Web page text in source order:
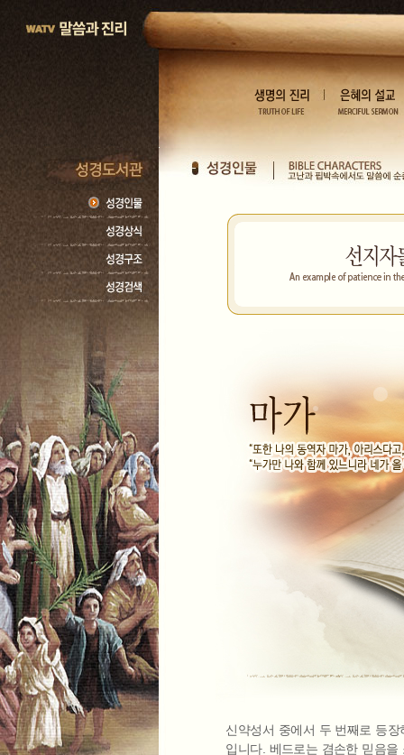
신약성서 중에서 두 번째로 등장
입니다. 베드로는 겸손한 믿음을